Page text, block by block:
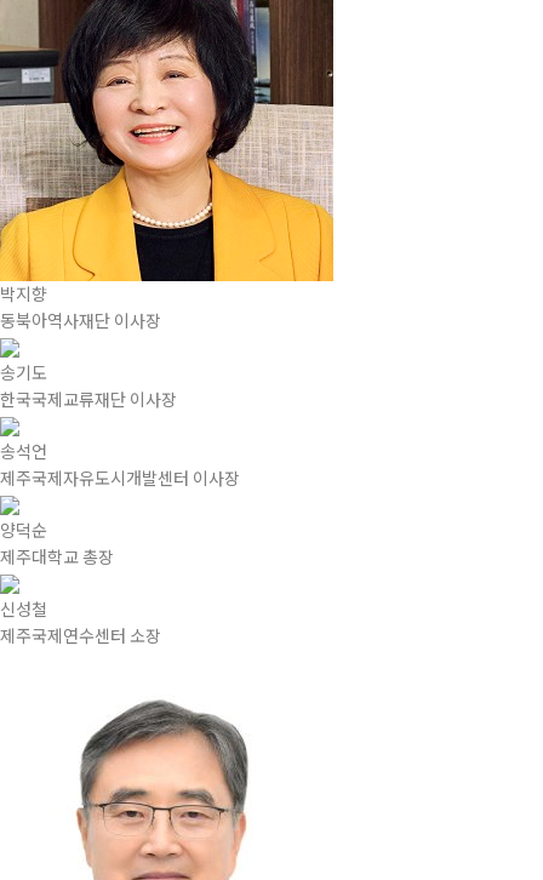
박지향
동북아역사재단 이사장
송기도
한국국제교류재단 이사장
송석언
제주국제자유도시개발센터 이사장
양덕순
제주대학교 총장
신성철
제주국제연수센터 소장